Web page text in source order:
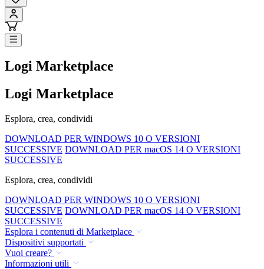
Logi Marketplace
Logi Marketplace
Esplora, crea, condividi
DOWNLOAD PER WINDOWS 10 O VERSIONI
SUCCESSIVE DOWNLOAD PER macOS 14 O VERSIONI
SUCCESSIVE
Esplora, crea, condividi
DOWNLOAD PER WINDOWS 10 O VERSIONI
SUCCESSIVE DOWNLOAD PER macOS 14 O VERSIONI
SUCCESSIVE
Esplora i contenuti di Marketplace
Dispositivi supportati
Vuoi creare?
Informazioni utili